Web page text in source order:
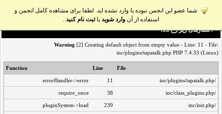
شما عضو این انجمن نبوده یا وارد نشده اید. لطفا برای مشاهده کامل انجمن و
استفاده از آن وارد شوید یاثبت نام کنید .
اخطار‌های زیر رخ داد:
Warning [2] Creating default object from empty value - Line: 11 - File:
inc/plugins/tapatalk.php PHP 7.4.33 (Linux)
File
Line
Function
/inc/plugins/tapatalk.php
11
errorHandler->error
/inc/class_plugins.php
38
require_once
/inc/init.php
239
pluginSystem->load